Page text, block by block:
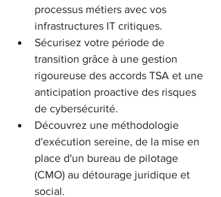
processus métiers avec vos
infrastructures IT critiques.
Sécurisez votre période de
transition grâce à une gestion
rigoureuse des accords TSA et une
anticipation proactive des risques
de cybersécurité.
Découvrez une méthodologie
d'exécution sereine, de la mise en
place d'un bureau de pilotage
(CMO) au détourage juridique et
social.